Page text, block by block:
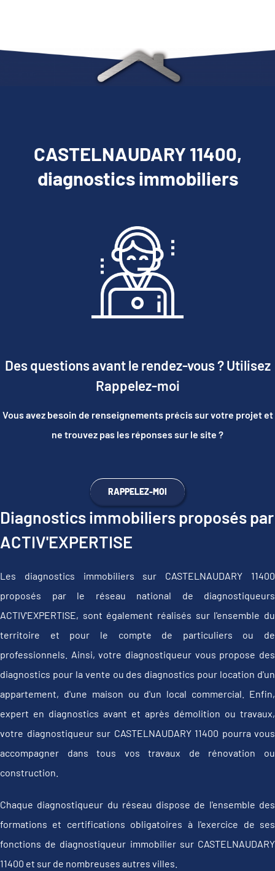
CASTELNAUDARY 11400,
diagnostics immobiliers
Des questions avant le rendez-vous ? Utilisez
Rappelez-moi
Vous avez besoin de renseignements précis sur votre projet et
ne trouvez pas les réponses sur le site ?
RAPPELEZ-MOI
Diagnostics immobiliers proposés par
ACTIV'EXPERTISE
Les diagnostics immobiliers sur CASTELNAUDARY 11400
proposés par le réseau national de diagnostiqueurs
ACTIV'EXPERTISE, sont également réalisés sur l'ensemble du
territoire et pour le compte de particuliers ou de
professionnels. Ainsi, votre diagnostiqueur vous propose des
diagnostics pour la vente ou des diagnostics pour location d'un
appartement, d'une maison ou d'un local commercial. Enfin,
expert en diagnostics avant et après démolition ou travaux,
votre diagnostiqueur sur CASTELNAUDARY 11400 pourra vous
accompagner dans tous vos travaux de rénovation ou
construction.
Chaque diagnostiqueur du réseau dispose de l'ensemble des
formations et certifications obligatoires à l'exercice de ses
fonctions de diagnostiqueur immobilier sur CASTELNAUDARY
11400 et sur de nombreuses autres villes.